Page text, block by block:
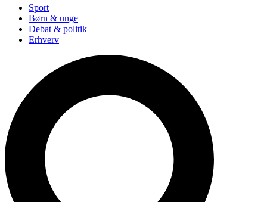
Sport
Børn & unge
Debat & politik
Erhverv